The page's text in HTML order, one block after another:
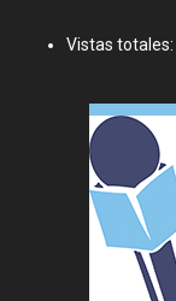
Vistas totales: